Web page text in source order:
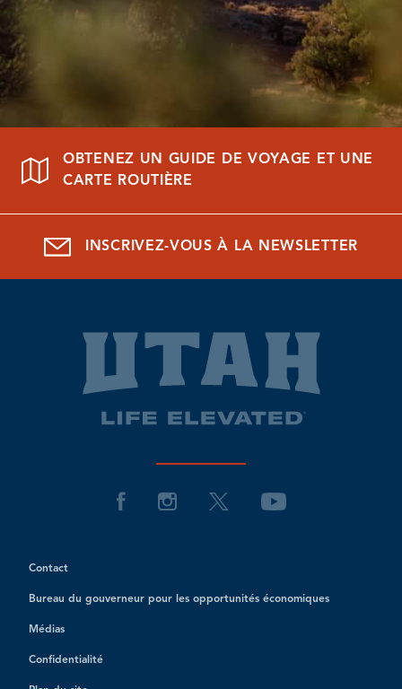
OBTENEZ UN GUIDE DE VOYAGE ET UNE
CARTE ROUTIÈRE
INSCRIVEZ-VOUS À LA NEWSLETTER
Contact
Bureau du gouverneur pour les opportunités économiques
Médias
Confidentialité